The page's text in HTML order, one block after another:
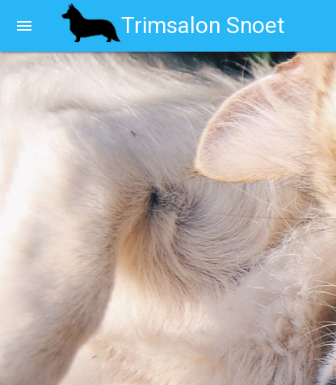
Trimsalon Snoet
menu